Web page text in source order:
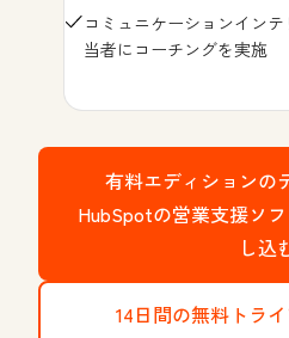
コミュニケーションイン
当者にコーチングを実施
有料エディションの
HubSpotの営業支援ソ
し込
14日間の無料トラ